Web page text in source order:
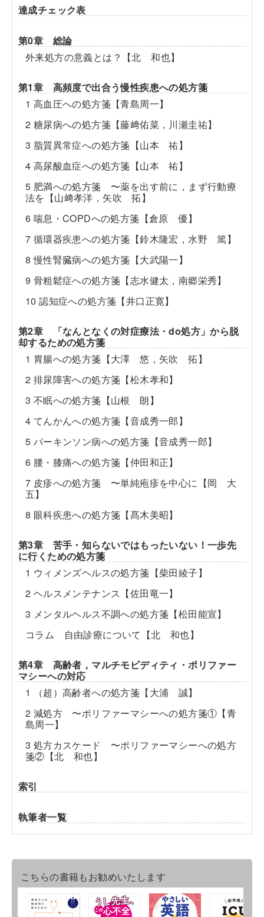
達成チェック表
第0章 総論
外来処方の意義とは？【北 和也】
第1章 高頻度で出合う慢性疾患への処方箋
1 高血圧への処方箋【青島周一】
2 糖尿病への処方箋【藤﨑佑菜，川瀬圭祐】
3 脂質異常症への処方箋【山本 祐】
4 高尿酸血症への処方箋【山本 祐】
5 肥満への処方箋 〜薬を出す前に，まず行動療
法を【山﨑孝洋，矢吹 拓】
6 喘息・COPDへの処方箋【倉原 優】
7 循環器疾患への処方箋【鈴木隆宏，水野 篤】
8 慢性腎臓病への処方箋【大武陽一】
9 骨粗鬆症への処方箋【志水健太，南郷栄秀】
10 認知症への処方箋【井口正寛】
第2章 「なんとなくの対症療法・do処方」から脱
却するための処方箋
1 胃腸への処方箋【大澤 悠，矢吹 拓】
2 排尿障害への処方箋【松木孝和】
3 不眠への処方箋【山根 朗】
4 てんかんへの処方箋【音成秀一郎】
5 パーキンソン病への処方箋【音成秀一郎】
6 腰・膝痛への処方箋【仲田和正】
7 皮疹への処方箋 〜単純疱疹を中心に【岡 大
五】
8 眼科疾患への処方箋【髙木美昭】
第3章 苦手・知らないではもったいない！一歩先
に行くための処方箋
1 ウィメンズヘルスの処方箋【柴田綾子】
2 ヘルスメンテナンス【佐田竜一】
3 メンタルヘルス不調への処方箋【松田能宣】
コラム 自由診療について【北 和也】
第4章 高齢者，マルチモビディティ・ポリファー
マシーへの対応
1 （超）高齢者への処方箋【大浦 誠】
2 減処方 〜ポリファーマシーへの処方箋①【青
島周一】
3 処方カスケード 〜ポリファーマシーへの処方
箋②【北 和也】
索引
執筆者一覧
こちらの書籍もお勧めいたします